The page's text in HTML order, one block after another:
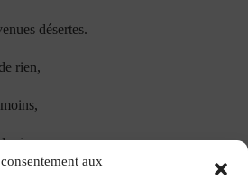
aux
désertes.
rien,
rien,